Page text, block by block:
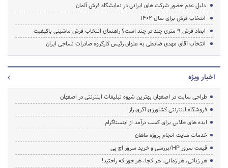
دلیل عدم حضور شرکت های ایرانی در نمایشگاه فرش آلمان
انتخاب فرش برای سال 1402
ابعاد فرش ۹ متری چند در چند است؟ راهنمای انتخاب فرش ماشینی باکیفیت
انتخاب آقای مهدی ضابطی به عنوان رئیس کارگروه صادرات نساجی ایران
اخبار ویژه
طراحی سایت در اصفهان بهترین شیوه تبلیغات اینترنتی در اصفهان
فروشگاه اینترنتی کشاورزی اگری راز
ایده های طلایی برای کسب درآمد از اینستاگرام
خدمات سایت انجام پروژه ماهان
قیمت سرور HP/بررسی و خرید سرور اچ پی
هر زبانی، هر زمانی، هر کجا، هر جور که راحتید!